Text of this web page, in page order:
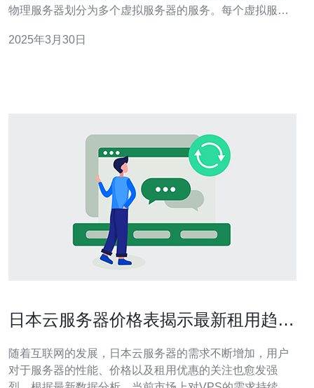
物理服务器划分为多个虚拟服务器的服务。每个虚拟服务
样运行应用程序。 日本VPS在亚洲地区非常受欢迎，原因
2025年3月30日
日本云服务器价格表揭示最新租用趋势
随着互联网的发展，日本云服务器的需求不断增加，用户
对于服务器的性能、价格以及租用优惠的关注也愈发强